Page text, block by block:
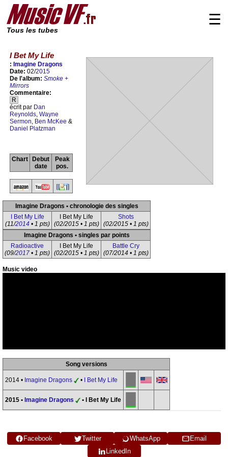
Tous les tubes
☰
I Bet My Life
: Imagine Dragons
Date: 02/2015
De l'album: Smoke +
Mirrors
Commentaire:
R
écrit par Dan
Reynolds, Wayne
Sermon, Ben McKee &
Daniel Platzman
Chart
Debut
date
Peak
pos.
Imagine Dragons • chronologie des singles
I Bet My Life
(11/2014• 1 pts)
I Bet My Life
(02/2015 • 1 pts)
Shots
(02/2015 • 1 pts)
Imagine Dragons • singles par points
Radioactive
(09/2017 • 1 pts)
I Bet My Life
(02/2015 • 1 pts)
Battle Cry
(07/2014 • 1 pts)
Music video
Song versions
2014 • Imagine Dragons • I Bet My Life
2015 • Imagine Dragons • I Bet My Life
Facebook Twitter WhatsApp
Email
LinkedIn